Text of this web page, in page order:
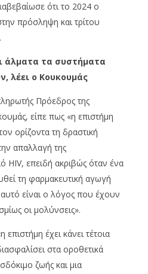
ότι το 2024 ο
πρόσληψη και τρίτου
άλματα τα συστήματα
λέει ο Κουκουμάς
Πρόεδρος της
είπε πως «η επιστήμη
ορίζοντα τη δραστική
απαλλαγή της
HIV, επειδή ακριβώς όταν ένα
τη φαρμακευτική αγωγή
αυτό είναι ο λόγος που έχουν
οι μολύνσεις».
έχει κάνει τέτοια
στα οροθετικά
ζωής και μια